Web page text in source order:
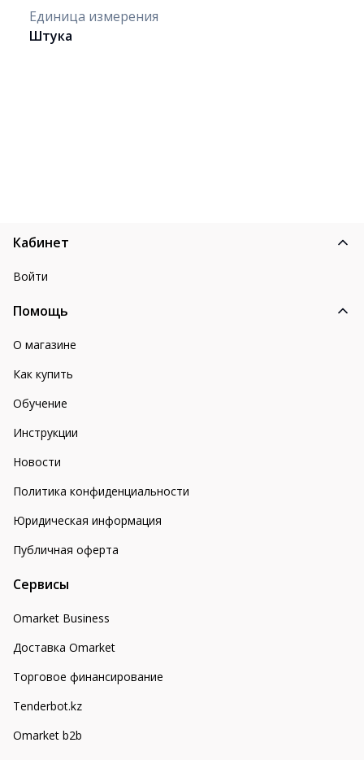
Единица измерения
Штука
Кабинет
Войти
Помощь
О магазине
Как купить
Обучение
Инструкции
Новости
Политика конфиденциальности
Юридическая информация
Публичная оферта
Сервисы
Omarket Business
Доставка Omarket
Торговое финансирование
Tenderbot.kz
Omarket b2b